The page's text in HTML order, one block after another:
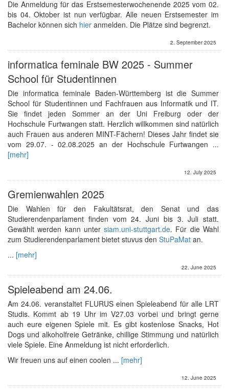
Die Anmeldung für das Erstsemesterwochenende 2025 vom 02.
bis 04. Oktober ist nun verfügbar. Alle neuen Erstsemester im
Bachelor können sich hier anmelden. Die Plätze sind begrenzt.
2. September 2025
informatica feminale BW 2025 - Summer
School für Studentinnen
Die informatica feminale Baden-Württemberg ist die Summer
School für Studentinnen und Fachfrauen aus Informatik und IT.
Sie findet jeden Sommer an der Uni Freiburg oder der
Hochschule Furtwangen statt. Herzlich willkommen sind natürlich
auch Frauen aus anderen MINT-Fächern! Dieses Jahr findet sie
vom 29.07. - 02.08.2025 an der Hochschule Furtwangen ...
[mehr]
12. July 2025
Gremienwahlen 2025
Die Wahlen für den Fakultätsrat, den Senat und das
Studierendenparlament finden vom 24. Juni bis 3. Juli statt.
Gewählt werden kann untersiam.uni-stuttgart.de. Für die Wahl
zum Studierendenparlament bietet stuvus den StuPaMat an.
... [mehr]
22. June 2025
Spieleabend am 24.06.
Am 24.06. veranstaltet FLURUS einen Spieleabend für alle LRT
Studis. Kommt ab 19 Uhr im V27.03 vorbei und bringt gerne
auch eure eigenen Spiele mit. Es gibt kostenlose Snacks, Hot
Dogs und alkoholfreie Getränke, chillige Stimmung und natürlich
viele Spiele. Eine Anmeldung ist nicht erforderlich.
Wir freuen uns auf einen coolen ... [mehr]
12. June 2025